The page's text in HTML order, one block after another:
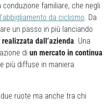
conduzione familiare, che negli
da ciclismo. Da
un passo in più lanciando
dall’azienda. Una
di un mercato in continua
più diffuse in maniera
ruote ma anche tra chi